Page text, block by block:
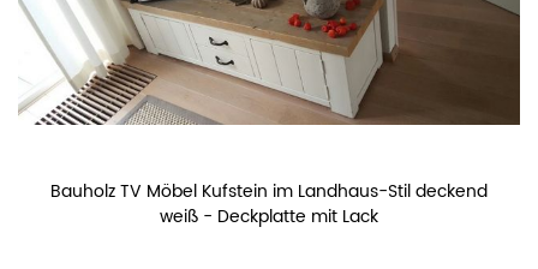
Bauholz TV Möbel Kufstein im Landhaus-Stil deckend
weiß - Deckplatte mit Lack